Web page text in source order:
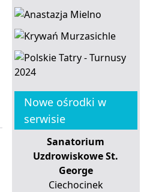
Nowe ośrodki w
serwisie
Sanatorium
Uzdrowiskowe St.
George
Ciechocinek